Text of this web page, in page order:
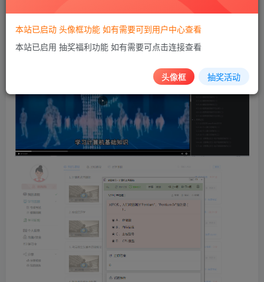
【测试截图】
本站已启动 头像框功能 如有需要可到用户中心查看
本站已启用 抽奖福利功能 如有需要可点击连接查看
头像框 抽奖活动